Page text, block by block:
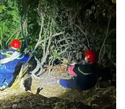
Quân sự - Quốc phòng
Vũ khí
Việt Nam
Phân tích